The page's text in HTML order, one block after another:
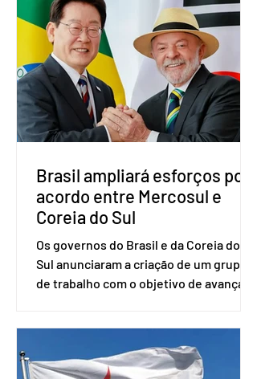
vai compor a chapa como candidato a
vice-presidente. A convenção contou
com a presença do presidente nacional
do partido, Eduardo Ribeiro, e do
senador Eduardo Girão, filiado ao Novo
desde fevereiro de 2023. Formado em
administração de empresas pela
Fundaç
Brasil ampliará esforços por
acordo entre Mercosul e
Coreia do Sul
Os governos do Brasil e da Coreia do
Sul anunciaram a criação de um grupo
de trabalho com o objetivo de avançar
Uruguai, além de outros países